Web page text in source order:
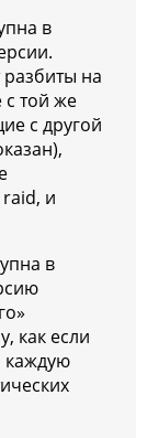
в
разбиты на
той же
с другой
и
в
как если
каждую